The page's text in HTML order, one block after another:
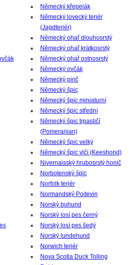
Německý křepelák
Německý lovecký teriér
(Jagdteriér)
Německý ohař dlouhosrstý
Německý ohař krátkosrstý
Německý ohař ostnosrstý
Německý ovčák
Německý pinč
Německý špic
Německý špic miniaturní
Německý špic střední
Německý špic trpasličí
(Pomeranian)
Německý špic velký
Německý špic vlčí (Keeshond)
Nivernaisský hrubosrstý honič
Norbotenský špic
Norfolk teriér
Normandský Poitevin
Norský buhund
Norský losí pes černý
Norský losí pes šedý
Norský lundehund
Norwich teriér
Nova Scotia Duck Tolling